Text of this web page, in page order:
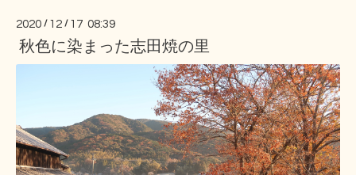
2020 / 12 / 17 08:39
秋色に染まった志田焼の里